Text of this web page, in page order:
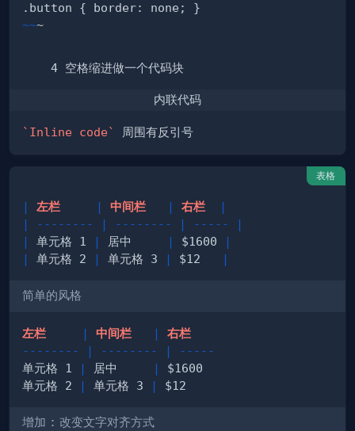
~~
内联代码
`Inline code`
表格
| 左栏 | 中间栏 | 右栏
|
|
-------- | -------- | -----
|
|
单元格 1 | 居中 | $1600
|
|
单元格 2 | 单元格 3 | $12 |
简单的风格
左栏 | 中间栏 |
右栏
--------
| -------- |
-----
单元格 1
| 居中 |
$1600
单元格 2
| 单元格 3 | $12
增加 : 改变文字对齐方式